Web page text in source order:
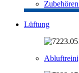
Lüftung